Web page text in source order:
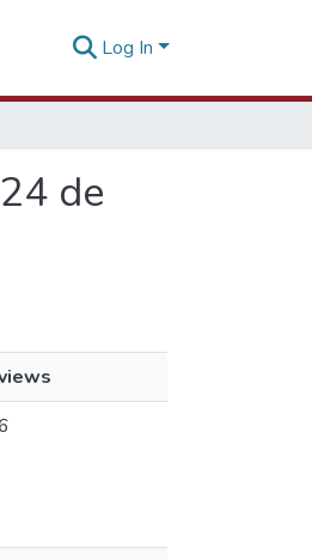
Log In
de